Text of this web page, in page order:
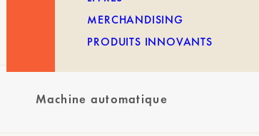
MERCHANDISING
PRODUITS INNOVANTS
Machine automatique